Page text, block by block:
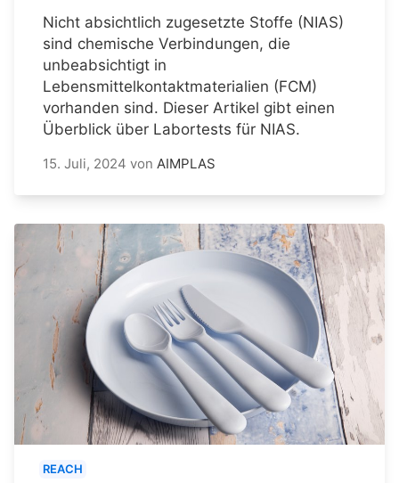
Nicht absichtlich zugesetzte Stoffe (NIAS)
sind chemische Verbindungen, die
unbeabsichtigt in
Lebensmittelkontaktmaterialien (FCM)
vorhanden sind. Dieser Artikel gibt einen
Überblick über Labortests für NIAS.
15. Juli, 2024 von AIMPLAS
REACH